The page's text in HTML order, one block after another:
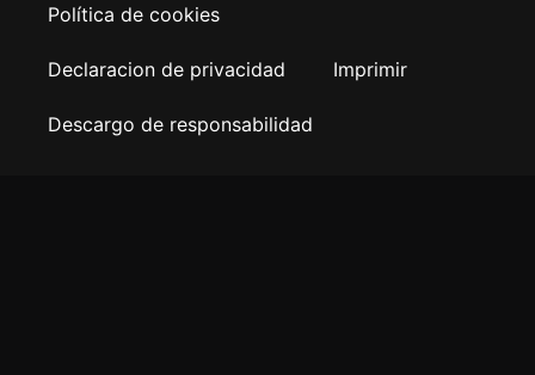
Política de cookies
Declaracion de privacidad Imprimir
Descargo de responsabilidad